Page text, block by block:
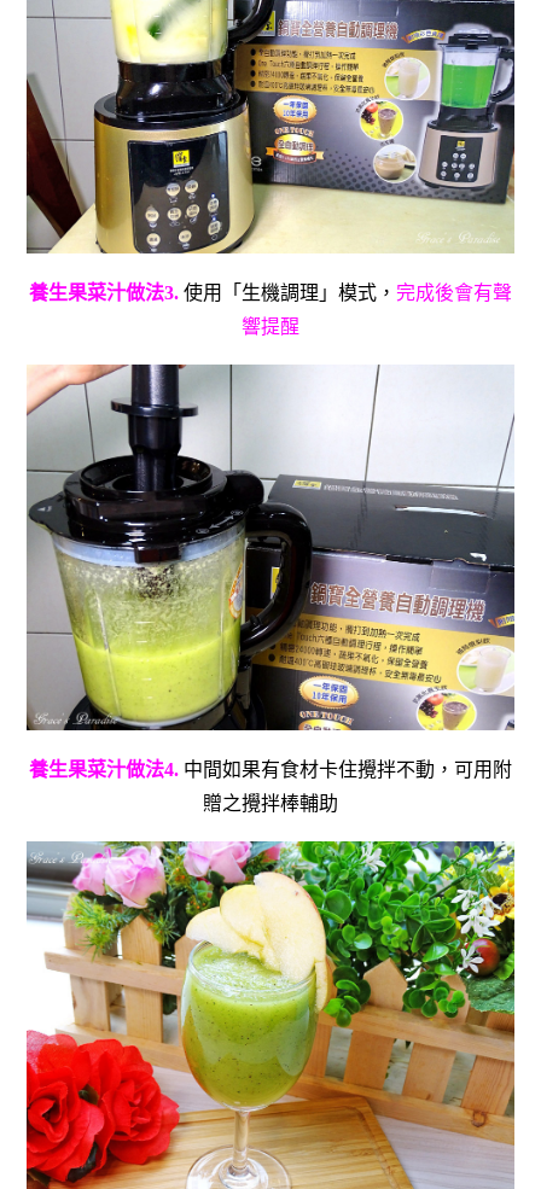
養生果菜汁做法3. 使用「生機調理」模式， 完成後會有聲
響提醒
養生果菜汁做法4. 中間如果有食材卡住攪拌不動，可用附
贈之攪拌棒輔助